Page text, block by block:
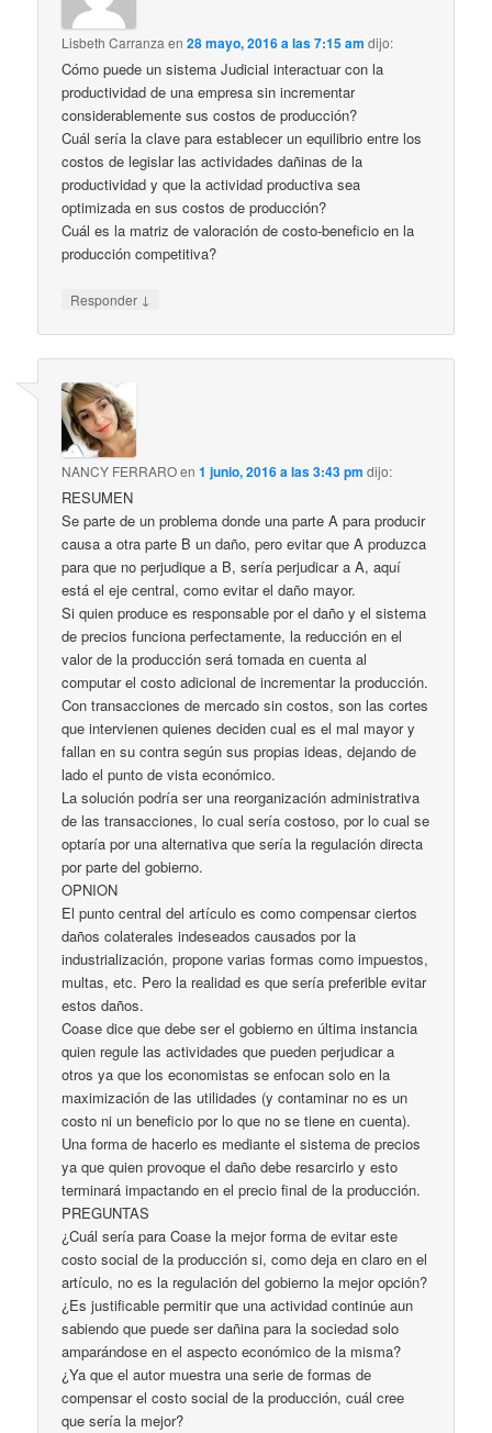
Lisbeth Carranza en28 mayo, 2016 a las 7:15 am dijo:
Cómo puede un sistema Judicial interactuar con la
productividad de una empresa sin incrementar
considerablemente sus costos de producción?
Cuál sería la clave para establecer un equilibrio entre los
costos de legislar las actividades dañinas de la
productividad y que la actividad productiva sea
optimizada en sus costos de producción?
Cuál es la matriz de valoración de costo-beneficio en la
producción competitiva?
Responder ↓
NANCY FERRAROen1 junio, 2016 a las 3:43 pm dijo:
RESUMEN
Se parte de un problema donde una parte A para producir
causa a otra parte B un daño, pero evitar que A produzca
para que no perjudique a B, sería perjudicar a A, aquí
está el eje central, como evitar el daño mayor.
Si quien produce es responsable por el daño y el sistema
de precios funciona perfectamente, la reducción en el
valor de la producción será tomada en cuenta al
computar el costo adicional de incrementar la producción.
Con transacciones de mercado sin costos, son las cortes
que intervienen quienes deciden cual es el mal mayor y
fallan en su contra según sus propias ideas, dejando de
lado el punto de vista económico.
La solución podría ser una reorganización administrativa
de las transacciones, lo cual sería costoso, por lo cual se
optaría por una alternativa que sería la regulación directa
por parte del gobierno.
OPNION
El punto central del artículo es como compensar ciertos
daños colaterales indeseados causados por la
industrialización, propone varias formas como impuestos,
multas, etc. Pero la realidad es que sería preferible evitar
estos daños.
Coase dice que debe ser el gobierno en última instancia
quien regule las actividades que pueden perjudicar a
otros ya que los economistas se enfocan solo en la
maximización de las utilidades (y contaminar no es un
costo ni un beneficio por lo que no se tiene en cuenta).
Una forma de hacerlo es mediante el sistema de precios
ya que quien provoque el daño debe resarcirlo y esto
terminará impactando en el precio final de la producción.
PREGUNTAS
¿Cuál sería para Coase la mejor forma de evitar este
costo social de la producción si, como deja en claro en el
artículo, no es la regulación del gobierno la mejor opción?
¿Es justificable permitir que una actividad continúe aun
sabiendo que puede ser dañina para la sociedad solo
amparándose en el aspecto económico de la misma?
¿Ya que el autor muestra una serie de formas de
compensar el costo social de la producción, cuál cree
que sería la mejor?